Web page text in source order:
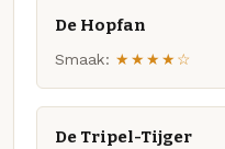
De Hopfan
Smaak: ★★★★☆
De Tripel-Tijger